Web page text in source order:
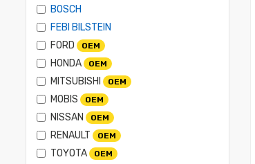
BOSCH
FEBI BILSTEIN
FORD
OEM
HONDA OEM
MITSUBISHI OEM
MOBIS OEM
NISSAN OEM
RENAULT OEM
TOYOTA OEM